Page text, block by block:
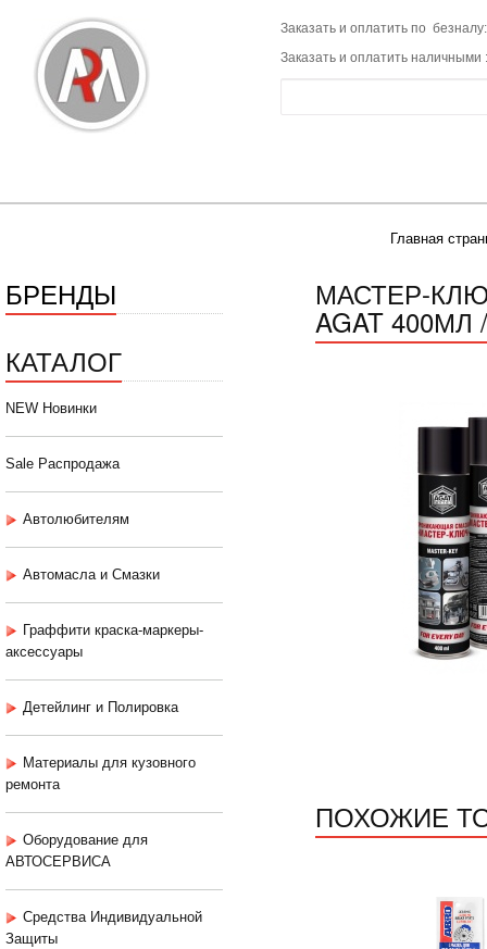
Заказать и оплатить по
Заказать и оплатить наличными
Главная
БРЕНДЫ
КАТАЛОГ
NEW Новинки
Sale Распродажа
Автолюбителям
Автомасла и Смазки
Граффити краска-маркеры-
аксессуары
Детейлинг и Полировка
Материалы для кузовного
ремонта
Оборудование для
АВТОСЕРВИСА
Средства Индивидуальной
Защиты
МАСТЕР-
AGAT
ПОХОЖИЕ